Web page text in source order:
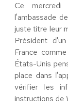
Ce
l'ambassade
juste titre leur
Président
France
États-Unis
place dans
vérifier les
instructions de